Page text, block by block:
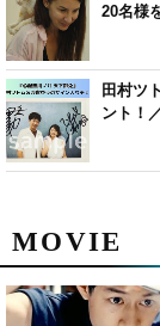
MOVIE
20名様
田村ツ
ント！